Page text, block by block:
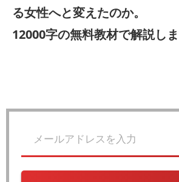
る女性へと変えたのか。
12000字の無料教材で解説しま